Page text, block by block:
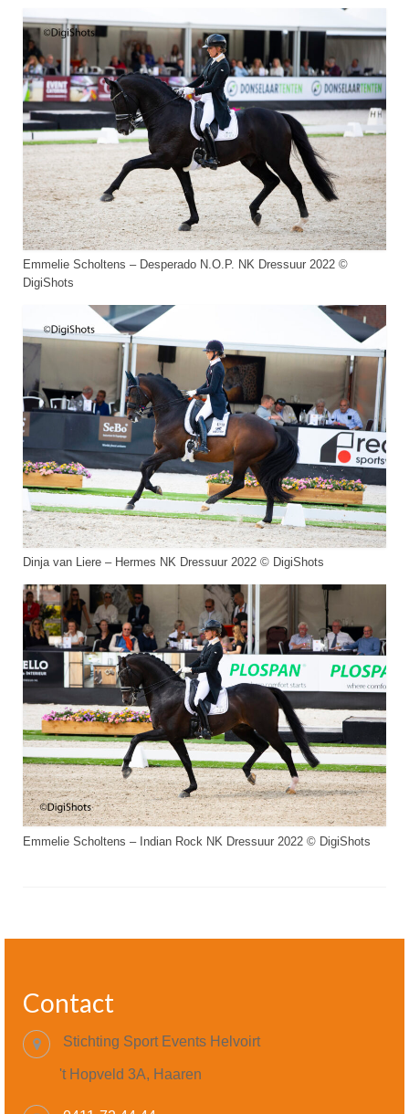
Emmelie Scholtens – Desperado N.O.P. NK Dressuur 2022 ©
DigiShots
Dinja van Liere – Hermes NK Dressuur 2022 © DigiShots
Emmelie Scholtens – Indian Rock NK Dressuur 2022 © DigiShots
Contact
Stichting Sport Events Helvoirt
't Hopveld 3A, Haaren